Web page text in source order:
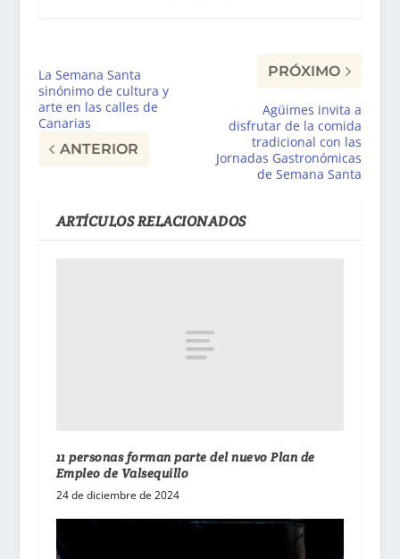
La Semana Santa
sinónimo de cultura y
arte en las calles de
Canarias
ANTERIOR
PRÓXIMO
Agüimes invita a
disfrutar de la comida
tradicional con las
Jornadas Gastronómicas
de Semana Santa
ARTÍCULOS RELACIONADOS
11 personas forman parte del nuevo Plan de
Empleo de Valsequillo
24 de diciembre de 2024